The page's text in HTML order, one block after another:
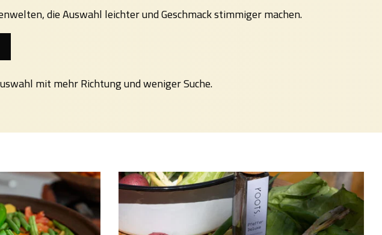
die Auswahl leichter und Geschmack stimmiger machen.
mit mehr Richtung und weniger Suche.